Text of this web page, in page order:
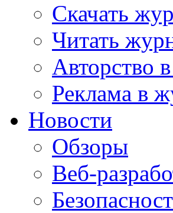
Скачать
Читать
Авторство
Реклама в
Новости
Обзоры
Веб-